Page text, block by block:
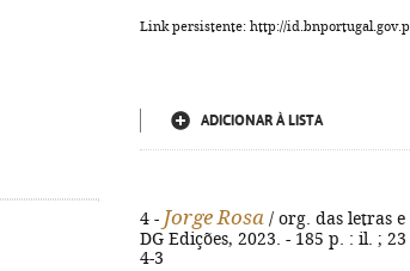
Link persistente: http://
ADICIONAR À LISTA
4 - Jorge Rosa / org. das letras e
DG Edições, 2023. - 185 p. : il. ;
4-3